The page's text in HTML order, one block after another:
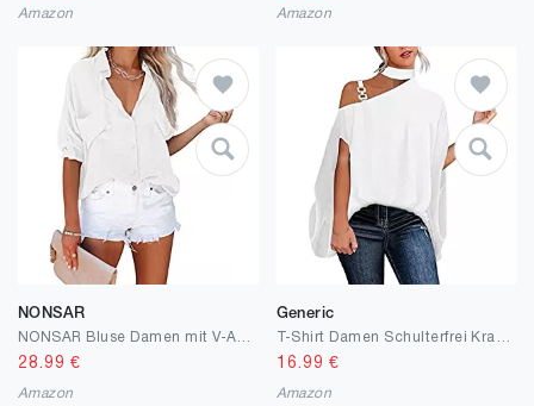
Amazon Amazon
NONSAR
28.99 €
Amazon
Generic
16.99 €
Amazon